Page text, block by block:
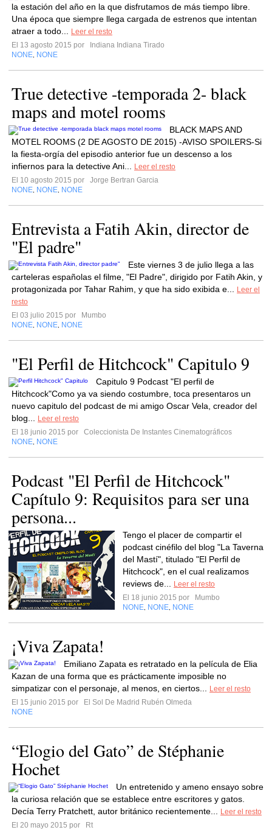
la estación del año en la que disfrutamos de más tiempo libre.
Una época que siempre llega cargada de estrenos que intentan
atraer a todo...
Leer el resto
El 13 agosto 2015 por
Indiana Indiana Tirado
NONE NONE
True detective -temporada 2- black
maps and motel rooms
BLACK MAPS AND
MOTEL ROOMS (2 DE AGOSTO DE 2015) -AVISO SPOILERS-Si
la fiesta-orgía del episodio anterior fue un descenso a los
infiernos para la detective Ani...
Leer el resto
El 10 agosto 2015 por
Jorge Bertran Garcia
NONE NONE NONE
Entrevista a Fatih Akin, director de
"El padre"
Este viernes 3 de julio llega a las
carteleras españolas el filme, "El Padre", dirigido por Fatih Akin, y
protagonizada por Tahar Rahim, y que ha sido exibida e...
Leer el
resto
El 03 julio 2015 por
Mumbo
NONE NONE NONE
"El Perfil de Hitchcock" Capitulo 9
Capitulo 9 Podcast "El perfil de
Hitchcock"Como ya va siendo costumbre, toca presentaros un
nuevo capitulo del podcast de mi amigo Oscar Vela, creador del
blog...
Leer el resto
El 18 junio 2015 por
Coleccionista De Instantes Cinematográficos
NONE NONE
Podcast "El Perfil de Hitchcock"
Capítulo 9: Requisitos para ser una
persona...
Tengo el placer de compartir el
podcast cinéfilo del blog "La Taverna
del Mastí", titulado "El Perfil de
Hitchcock", en el cual realizamos
reviews de...
Leer el resto
El 18 junio 2015 por
Mumbo
NONE NONE NONE
¡Viva Zapata!
Emiliano Zapata es retratado en la película de Elia
Kazan de una forma que es prácticamente imposible no
simpatizar con el personaje, al menos, en ciertos...
Leer el resto
El 15 junio 2015 por
El Sol De Madrid Rubén Olmeda
NONE
“Elogio del Gato” de Stéphanie
Hochet
Un entretenido y ameno ensayo sobre
la curiosa relación que se establece entre escritores y gatos.
Decía Terry Pratchett, autor británico recientemente...
Leer el resto
El 20 mayo 2015 por
Rt